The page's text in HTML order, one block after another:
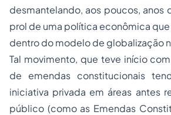
desmantelando, aos poucos, anos
prol de uma política econômica que
dentro do modelo de globalização
Tal movimento, que teve início
de emendas constitucionais
iniciativa privada em áreas antes
público (como as Emendas